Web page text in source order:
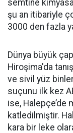
semtine
şu an itibariyle
3000 den fazla
Dünya büyük
Hiroşima'da
ve sivil yüz
suçunu ilk kez
ise, Halepçe’de
katledilmiştir.
kara bir leke